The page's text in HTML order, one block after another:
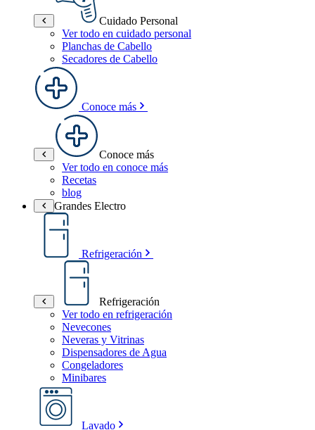
Cuidado Personal
Ver todo en cuidado personal
Planchas de Cabello
Secadores de Cabello
Conoce más
Conoce más
Ver todo en conoce más
Recetas
blog
Grandes Electro
Refrigeración
Refrigeración
Ver todo en refrigeración
Nevecones
Neveras y Vitrinas
Dispensadores de Agua
Congeladores
Minibares
Lavado